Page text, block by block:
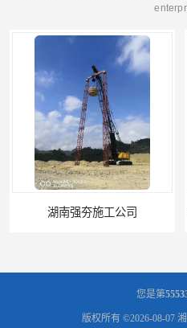
湖南强夯施工公司
您是第
版权所有 ©2026-08-07